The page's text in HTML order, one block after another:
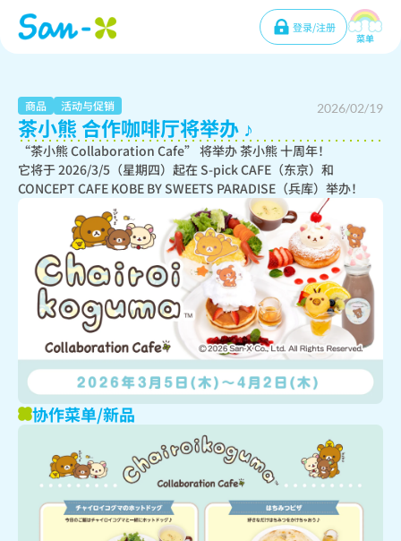
登录/注册
菜单
商品 活动与促销 2026/02/19
茶小熊 合作咖啡厅将举办 ♪
“茶小熊 Collaboration Cafe” 将举办 茶小熊 十周年！
它将于 2026/3/5（星期四）起在 S-pick CAFE（东京）和
CONCEPT CAFE KOBE BY SWEETS PARADISE（兵库）举办！
协作菜单/新品